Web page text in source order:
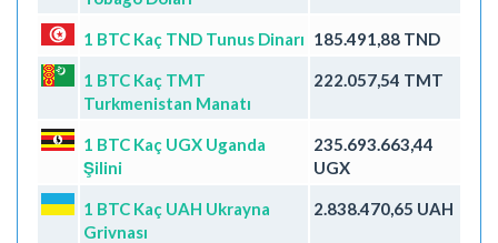
1 BTC Kaç TND Tunus Dinarı 185.491,88 TND
1 BTC Kaç TMT
Turkmenistan Manatı
222.057,54 TMT
1 BTC Kaç UGX Uganda
Şilini
235.693.663,44
UGX
1 BTC Kaç UAH Ukrayna
Grivnası
2.838.470,65 UAH